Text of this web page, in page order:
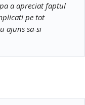
a apreciat faptul
pe tot
ajuns sa-si